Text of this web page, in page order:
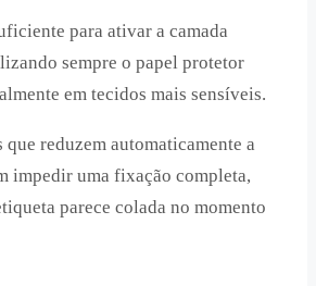
para ativar a camada
sempre o papel protetor
em tecidos mais sensíveis.
reduzem automaticamente a
impedir uma fixação completa,
parece colada no momento